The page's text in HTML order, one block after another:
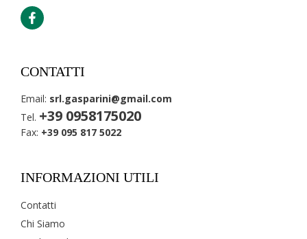
CONTATTI
Email: srl.gasparini@gmail.com
Tel. +39 0958175020
Fax: +39 095 817 5022
INFORMAZIONI UTILI
Contatti
Chi Siamo